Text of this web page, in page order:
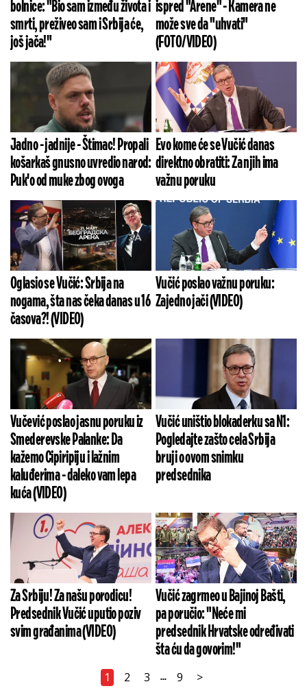
bolnice: "Bio sam između života i
smrti, preživeo sam i Srbija će,
još jača!"
ispred "Arene" - Kamera ne
može sve da "uhvati"
(FOTO/VIDEO)
Jadno - jadnije - Štimac! Propali
košarkaš gnusno uvredio narod:
Puk'o od muke zbog ovoga
Evo kome će se Vučić danas
direktno obratiti: Za njih ima
važnu poruku
Oglasio se Vučić: Srbija na
nogama, šta nas čeka danas u 16
časova?! (VIDEO)
Vučić poslao važnu poruku:
Zajedno jači (VIDEO)
Vučević poslao jasnu poruku iz
Smederevske Palanke: Da
kažemo Cipiripiju i lažnim
kaluđerima - daleko vam lepa
kuća (VIDEO)
Vučić uništio blokaderku sa N1:
Pogledajte zašto cela Srbija
bruji o ovom snimku
predsednika
Za Srbiju! Za našu porodicu!
Predsednik Vučić uputio poziv
svim građanima (VIDEO)
Vučić zagrmeo u Bajinoj Bašti,
pa poručio: "Neće mi
predsednik Hrvatske određivati
šta ću da govorim!"
1 2 3 ... 9 >